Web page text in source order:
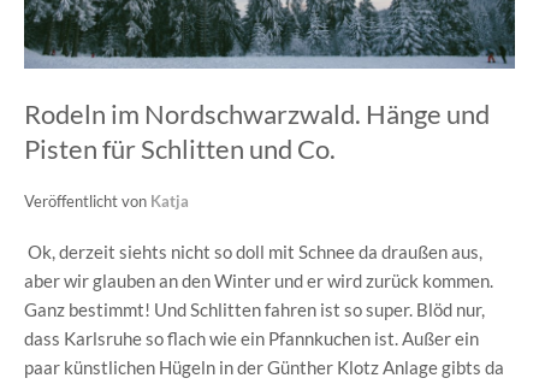
Rodeln im Nordschwarzwald. Hänge und
Pisten für Schlitten und Co.
Veröffentlicht von Katja
Ok, derzeit siehts nicht so doll mit Schnee da draußen aus,
aber wir glauben an den Winter und er wird zurück kommen.
Ganz bestimmt! Und Schlitten fahren ist so super. Blöd nur,
dass Karlsruhe so flach wie ein Pfannkuchen ist. Außer ein
paar künstlichen Hügeln in der Günther Klotz Anlage gibts da